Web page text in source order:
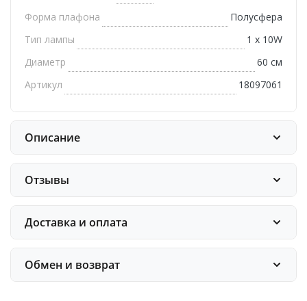
Форма плафона
Полусфера
Тип лампы
1 х 10W
Диаметр
60 см
Артикул
18097061
Описание
Отзывы
Доставка и оплата
Обмен и возврат